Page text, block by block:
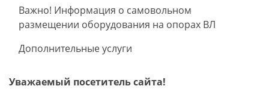
Важно! Информация о самовольном
размещении оборудования на опорах ВЛ
Дополнительные услуги
Уважаемый посетитель сайта!